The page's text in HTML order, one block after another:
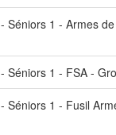
- Séniors 1 - Armes
- Séniors 1 - FSA -
- Séniors 1 - Fusil